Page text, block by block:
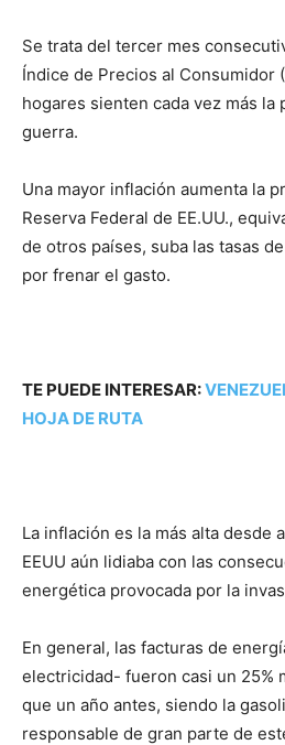
Se trata del tercer mes
Índice de Precios al Consumidor
hogares sienten cada vez más la
guerra.
Una mayor inflación aumenta la
Reserva Federal de EE.UU.,
de otros países, suba las tasas
por frenar el gasto.
TE PUEDE INTERESAR:
HOJA DE RUTA
La inflación es la más alta desde
EEUU aún lidiaba con las
energética provocada por la
En general, las facturas de
electricidad- fueron casi un 25%
que un año antes, siendo la
responsable de gran parte de